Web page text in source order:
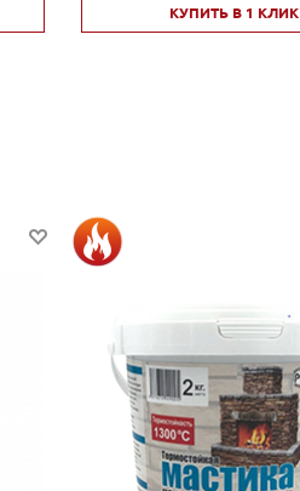
КУПИТЬ В 1 КЛИК